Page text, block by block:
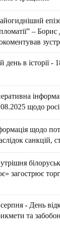
–
день в історії -
щодо
щодо
санкцій,
загострює
- День
та